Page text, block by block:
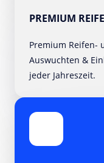
PREMIUM
Premium Reifen-
Auswuchten &
jeder Jahreszeit.